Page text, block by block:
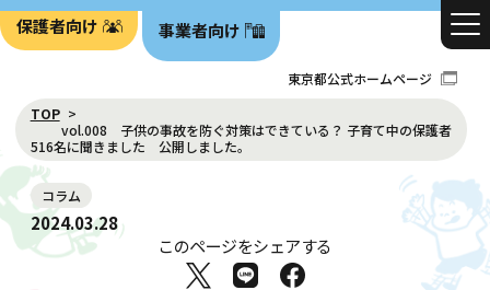
保護者向け 事業者向け
東京都公式ホームページ
TOP
vol.008 子供の事故を防ぐ対策はできている？ 子育て中の保護者
516名に聞きました 公開しました。
コラム
2024.03.28
このページをシェアする